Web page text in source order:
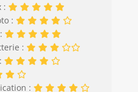
:
:
:
: